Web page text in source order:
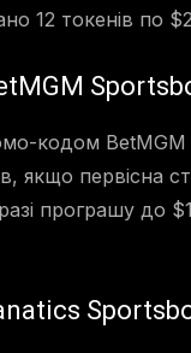
12 токенів по
кодом BetMGM
якщо первісна
програшу до